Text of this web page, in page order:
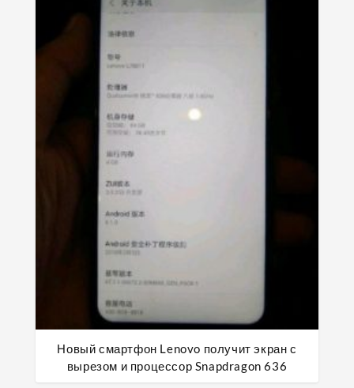
Новый смартфон Lenovo получит экран с
вырезом и процессор Snapdragon 636